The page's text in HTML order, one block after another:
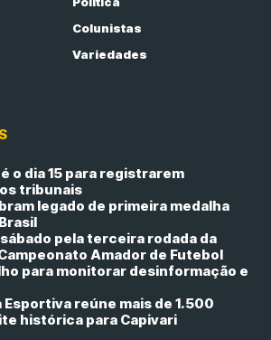
Colunistas
Variedades
o dia 15 para registrarem
tribunais
legado de primeira medalha
pela terceira rodada da
Amador de Futebol
para monitorar desinformação e
reúne mais de 1.500
histórica para Capivari